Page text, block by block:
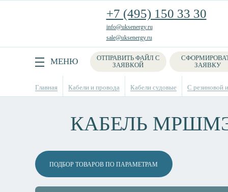
+7 (495) 150 33 30
info@uksenergy.ru
sale@uksenergy.ru
МЕНЮ
ОТПРАВИТЬ ФАЙЛ С
ЗАЯВКОЙ
ЗАЯВКУ
Поиск
Главная Кабели и провода Кабели судовые C резиновой
КАБЕЛЬ
ПОДБОР ТОВАРОВ ПО ПАРАМЕТРАМ